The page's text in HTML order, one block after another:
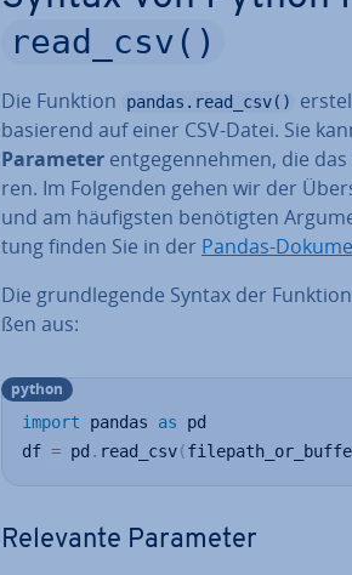
read_csv()
Die Funktion pandas.read_csv()
basierend auf einer CSV-Datei. Sie
Parameter ent­ge­gen­neh­men, die
ren. Im Folgenden gehen wir der
und am häu­figs­ten be­nö­tig­ten
tung finden Sie in der Pandas-
Die grund­le­gen­de Syntax der
ßen aus:
import pandas as pd
df = pd . read_csv(
python
Relevante Parameter